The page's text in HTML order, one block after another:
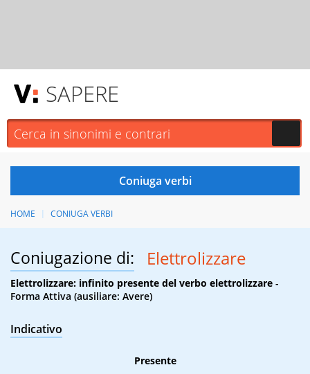
SAPERE
HOME CONIUGA VERBI
Coniugazione di: Elettrolizzare
Elettrolizzare: infinito presente del verbo elettrolizzare -
Forma Attiva (ausiliare: Avere)
Indicativo
Presente